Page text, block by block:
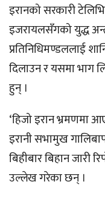
इरानको सरकारी
इजरायलसँगको युद्ध
प्रतिनिधिमण्डललाई
दिलाउन र यसमा भाग
हुन् ।
‘हिजो इरान भ्रमणमा
इरानी सभामुख
बिहीबार बिहान जारी
उल्लेख गरेका छन् ।